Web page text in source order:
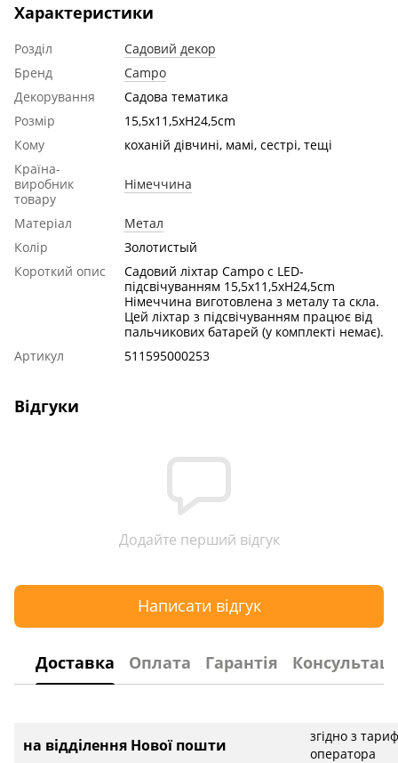
Характеристики
Розділ
Садовий декор
Бренд
Campo
Декорування
Садова тематика
Розмір
15,5x11,5xH24,5cm
Кому
коханій дівчині, мамі, сестрі, тещі
Країна-
виробник
товару
Німеччина
Матеріал
Метал
Колір
Золотистый
Короткий опис
Садовий ліхтар Сampo c LED-
підсвічуванням 15,5x11,5xH24,5cm
Німеччина виготовлена з металу та скла.
Цей ліхтар з підсвічуванням працює від
пальчикових батарей (у комплекті немає).
Артикул
511595000253
Відгуки
Додайте перший відгук
Написати відгук
Доставка Оплата Гарантія
на відділення Нової пошти
згідно з
оператора